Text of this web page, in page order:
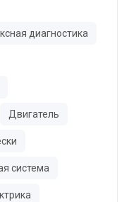
диагностика
Двигатель
система